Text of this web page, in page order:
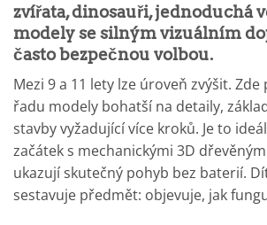
zvířata, dinosauři, jednoduchá
modely se silným vizuálním
často bezpečnou volbou.
Mezi 9 a 11 lety lze úroveň zvýšit. Zde
řadu modely bohatší na detaily,
stavby vyžadující více kroků. Je to
začátek s mechanickými 3D
ukazují skutečný pohyb bez baterií.
sestavuje předmět: objevuje, jak